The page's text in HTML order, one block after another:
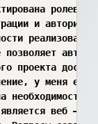
и
позволяет
проекта
у меня
веб –